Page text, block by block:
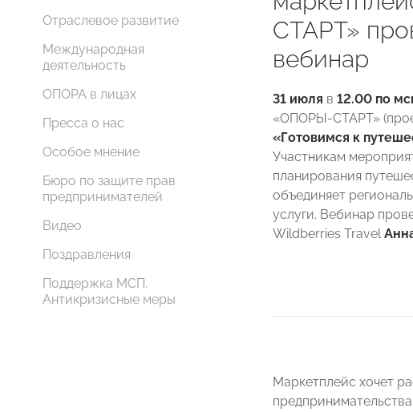
Отраслевое развитие
Международная
деятельность
ОПОРА в лицах
Пресса о нас
Особое мнение
Бюро по защите прав
предпринимателей
Видео
Поздравления
Поддержка МСП.
Антикризисные меры
СТАРТ»
вебинар
31 июля в 12.00 по
«ОПОРЫ-СТАРТ»
«Готовимся к
Участникам
планирования
объединяет
услуги. Вебинар
Wildberries Travel
Маркетплейс хочет